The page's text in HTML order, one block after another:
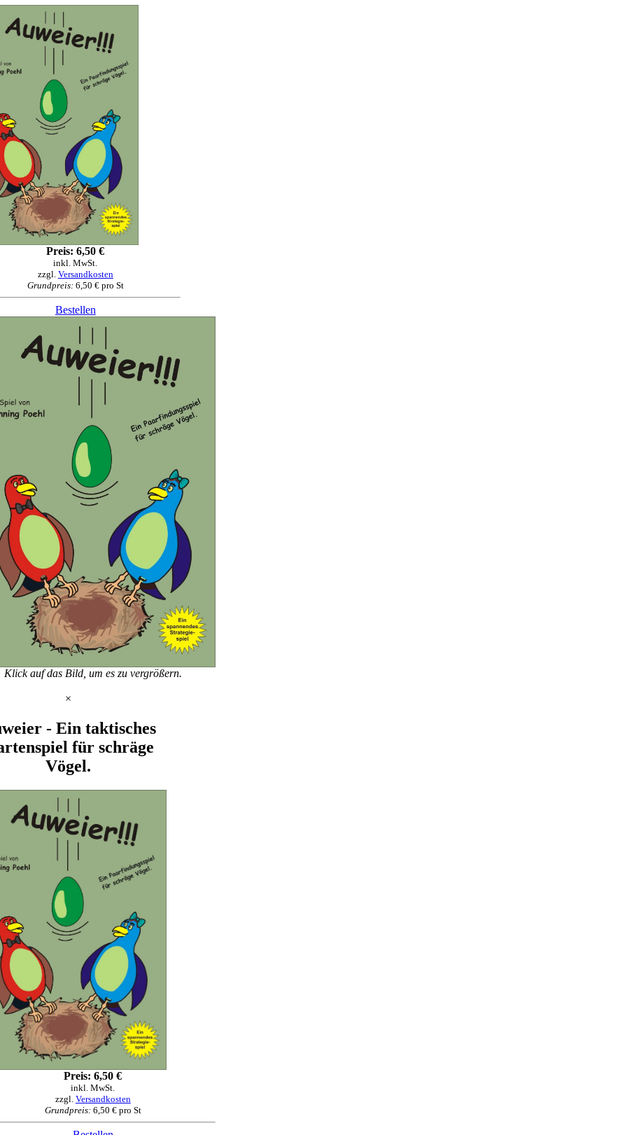
Preis: 6,50 €
inkl. MwSt.
zzgl. Versandkosten
Grundpreis: 6,50 € pro St
Bestellen
Klick auf das Bild, um es zu vergrößern.
×
- Ein taktisches
für schräge
Vögel.
Preis: 6,50 €
inkl. MwSt.
zzgl. Versandkosten
Grundpreis: 6,50 € pro St